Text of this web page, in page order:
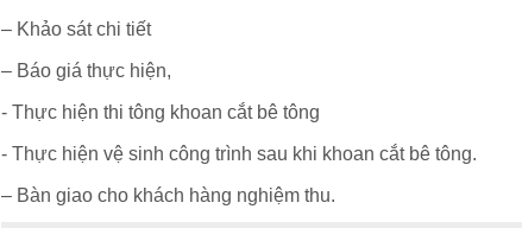
– Khảo sát chi tiết
– Báo giá thực hiện,
- Thực hiện thi tông khoan cắt bê tông
- Thực hiện vệ sinh công trình sau khi khoan cắt bê tông.
– Bàn giao cho khách hàng nghiệm thu.